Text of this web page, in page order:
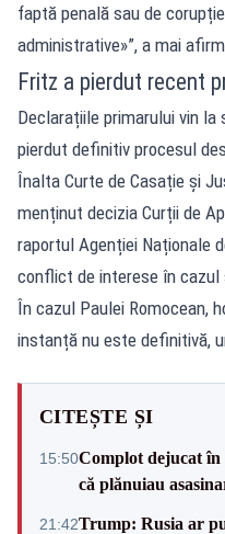
faptă penală sau de
administrative»”, a mai
Fritz a pierdut recent
Declarațiile primarului vin
pierdut definitiv procesul
Înalta Curte de Casație și
menținut decizia Curții de
raportul Agenției Naționale
conflict de interese în cazul
În cazul Paulei Romocean,
instanță nu este definitivă,
CITEȘTE ȘI
15:50Complot dejucat în
că plănuiau
21:42Trump: Rusia ar